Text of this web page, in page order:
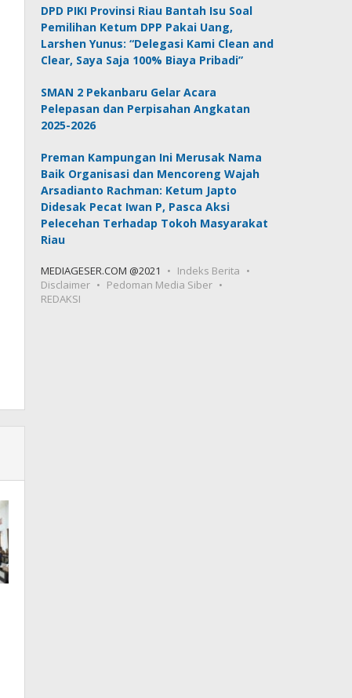
DPD PIKI Provinsi Riau Bantah Isu Soal
Pemilihan Ketum DPP Pakai Uang,
Larshen Yunus: “Delegasi Kami Clean and
Clear, Saya Saja 100% Biaya Pribadi”
SMAN 2 Pekanbaru Gelar Acara
Pelepasan dan Perpisahan Angkatan
2025-2026
Preman Kampungan Ini Merusak Nama
Baik Organisasi dan Mencoreng Wajah
Arsadianto Rachman: Ketum Japto
Didesak Pecat Iwan P, Pasca Aksi
Pelecehan Terhadap Tokoh Masyarakat
Riau
MEDIAGESER.COM @2021
Indeks Berita
Disclaimer
Pedoman Media Siber
REDAKSI